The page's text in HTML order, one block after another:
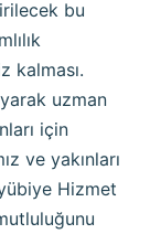
bu
kalması.
uzman
için
ve yakınları
Hizmet